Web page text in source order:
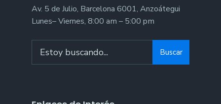
Av. 5 de Julio, Barcelona 6001, Anzoátegui
Lunes– Viernes, 8:00 am – 5:00 pm
Buscar